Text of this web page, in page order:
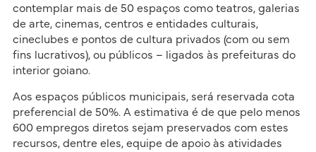
contemplar mais de 50 espaços como teatros, galerias
de arte, cinemas, centros e entidades culturais,
cineclubes e pontos de cultura privados (com ou sem
fins lucrativos), ou públicos – ligados às prefeituras do
interior goiano.
Aos espaços públicos municipais, será reservada cota
preferencial de 50%. A estimativa é de que pelo menos
600 empregos diretos sejam preservados com estes
recursos, dentre eles, equipe de apoio às atividades